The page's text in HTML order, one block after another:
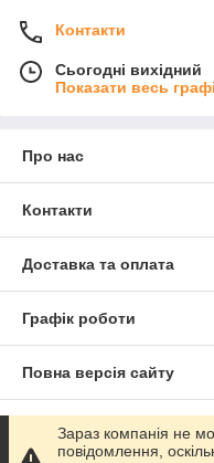
Контакти
Сьогодні вихідний
Показати весь
Про нас
Контакти
Доставка та оплата
Графік роботи
Повна версія сайту
Сайт створено на
Зараз компанія не
повідомлення,